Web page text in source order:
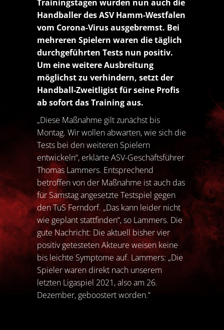
Trainingstagen wurden nun auch die
Handballer des ASV Hamm-Westfalen
vom Corona-Virus ausgebremst. Bei
mehreren Spielern waren die täglich
durchgeführten Tests nun positiv.
Um eine weitere Ausbreitung
möglichst zu verhindern, setzt der
Handball-Zweitligist für seine Profis
ab sofort das Training aus.
„Diese Maßnahme gilt zunächst bis
Montag. Wir wollen abwarten, wie sich die
Tests bei den weiteren Spielern
entwickeln“, erklärte ASV-Geschäftsführer
Thomas Lammers. Entsprechend
betroffen von der Maßnahme ist auch das
für Samstag angesetzte Testspiel gegen
den TuS Ferndorf. „Das kann leider nicht
wie geplant stattfinden“, so Lammers. Die
gute Nachricht: Die aktuell bisher vier
positiv getesteten Akteure weisen keine
bis leichte Symptome auf. Lammers: „Die
Spieler waren direkt nach unserem
letzten Ligaspiel 2021, also am 26.
Dezember, geboostert worden.“